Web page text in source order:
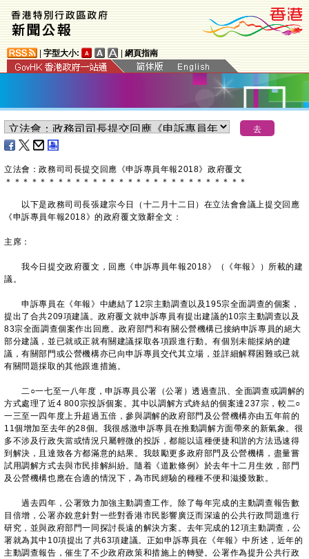
字型大小: 網頁指南
立法會：政務司司長提交回應《申訴專員年報2018》政府覆文
＊ ＊ ＊ ＊ ＊ ＊ ＊ ＊ ＊ ＊ ＊ ＊ ＊ ＊ ＊ ＊ ＊ ＊ ＊ ＊ ＊ ＊ ＊ ＊ ＊ ＊ ＊ ＊
以下是政務司司長張建宗今日（十二月十二日）在立法會會議上提交回應
《申訴專員年報2018》的政府覆文致辭全文：
主席：
我今日提交政府覆文，回應《申訴專員年報2018》（《年報》）所載的建
議。
申訴專員在《年報》中總結了12宗主動調查以及195宗全面調查的個案，
提出了合共209項建議。政府覆文就申訴專員有提出建議的10宗主動調查以及
83宗全面調查個案作出回應。政府部門和有關公營機構已接納申訴專員的絕大
部分建議，並已就或正就有關建議採取各項跟進行動。有個別未能採納的建
議，有關部門或公營機構亦已向申訴專員交代其立場，並詳細解釋困難或已就
有關問題採取的其他跟進措施。
二○一七至一八年度，申訴專員公署（公署）透過查訊、全面調查或調解的
方式處理了近4 800宗投訴個案。其中以調解方式終結的個案達237宗，較二○
一三至一四年度上升超過五倍，參與調解的政府部門及公營機構亦由五年前的
11個增加至去年的28個。我很感激申訴專員在推動調解方面帶來的新氣象。很
多不涉及行政失當或情況只屬輕微的投訴，都能以這種便捷和諧的方法迅速得
到解決，且達致各方都滿意的結果。我鼓勵更多政府部門及公營機構，盡量嘗
試用調解方式去與市民排解糾紛。隨着《道歉條例》於去年十二月生效，部門
及公營機構也應在合適的情況下，為市民經驗的種種不便和滋擾致歉。
過去四年，公署致力加強主動調查工作。除了每年完成的主動調查報告數
目倍增，公署亦銳意針對一些對香港市民影響廣泛而深遠的公共行政問題進行
研究，並與政府部門一同探討長遠的解決方案。去年完成的12項主動調查，公
署就為其中10項提出了共63項建議。正如申訴專員在《年報》中所述，近年的
主動調查報告，催生了不少政府政策和措施上的轉變。公署作為提升公共行政